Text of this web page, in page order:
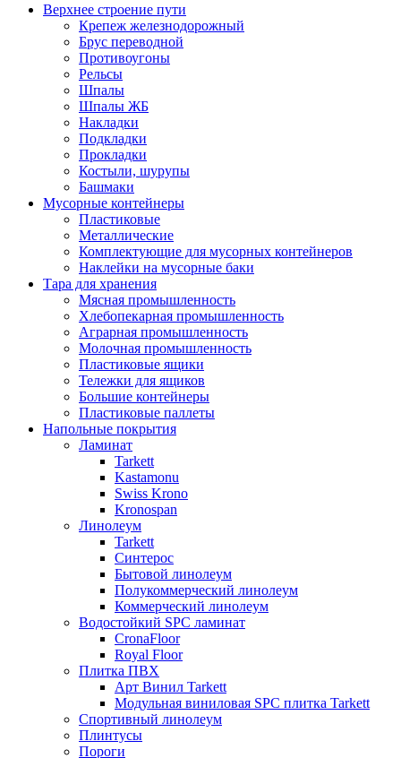
Верхнее строение пути
Крепеж железнодорожный
Брус переводной
Противоугоны
Рельсы
Шпалы
Шпалы ЖБ
Накладки
Подкладки
Прокладки
Костыли, шурупы
Башмаки
Мусорные контейнеры
Пластиковые
Металлические
Комплектующие для мусорных контейнеров
Наклейки на мусорные баки
Тара для хранения
Мясная промышленность
Хлебопекарная промышленность
Аграрная промышленность
Молочная промышленность
Пластиковые ящики
Тележки для ящиков
Большие контейнеры
Пластиковые паллеты
Напольные покрытия
Ламинат
Tarkett
Kastamonu
Swiss Krono
Kronospan
Линолеум
Tarkett
Синтерос
Бытовой линолеум
Полукоммерческий линолеум
Коммерческий линолеум
Водостойкий SPC ламинат
CronaFloor
Royal Floor
Плитка ПВХ
Арт Винил Tarkett
Модульная виниловая SPC плитка Tarkett
Спортивный линолеум
Плинтусы
Пороги